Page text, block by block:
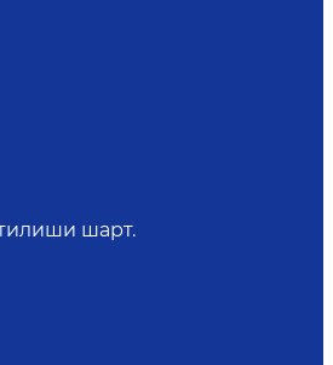
шарт.